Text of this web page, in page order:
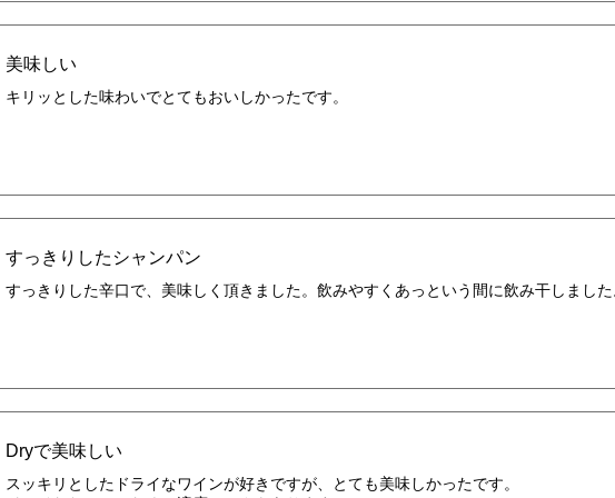
美味しい
キリッとした味わいでとてもおいしかったです。
すっきりしたシャンパン
すっきりした辛口で、美味しく頂きました。飲みやすくあっという間に飲み干しました
Dryで美味しい
スッキリとしたドライなワインが好きですが、とても美味しかったです。